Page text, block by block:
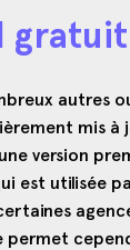
gratuit
autres
mis à
version
est utilisée
permet